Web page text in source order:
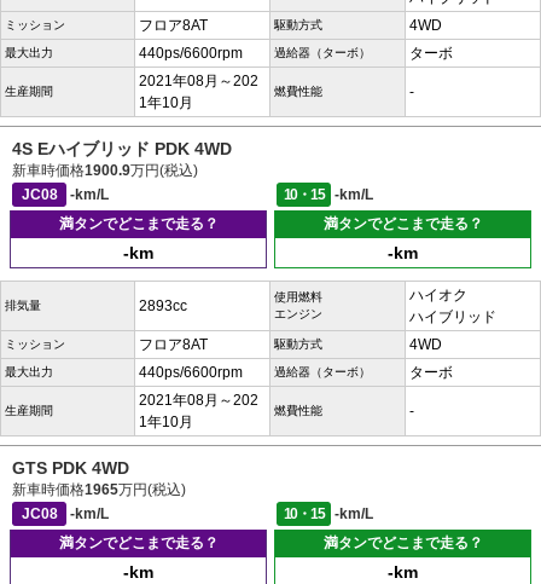
ミッション フロア8AT 駆動方式 4WD
最大出力 440ps/6600rpm 過給器（ターボ） ターボ
生産期間
2021年08月～202
1年10月
燃費性能 -
4S Eハイブリッド PDK 4WD
新車時価格1900.9万円(税込)
JC08
-km/L 10・15
-km/L
満タンでどこまで走る？
-km
満タンでどこまで走る？
-km
排気量 2893cc
使用燃料
エンジン
ハイオク
ハイブリッド
ミッション フロア8AT 駆動方式 4WD
最大出力 440ps/6600rpm 過給器（ターボ） ターボ
生産期間
2021年08月～202
1年10月
燃費性能 -
GTS PDK 4WD
新車時価格1965万円(税込)
JC08
-km/L 10・15
-km/L
満タンでどこまで走る？
-km
満タンでどこまで走る？
-km